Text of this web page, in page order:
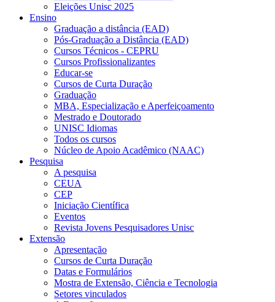
Eleições Unisc 2025
Ensino
Graduação a distância (EAD)
Pós-Graduação a Distância (EAD)
Cursos Técnicos - CEPRU
Cursos Profissionalizantes
Educar-se
Cursos de Curta Duração
Graduação
MBA, Especialização e Aperfeiçoamento
Mestrado e Doutorado
UNISC Idiomas
Todos os cursos
Núcleo de Apoio Acadêmico (NAAC)
Pesquisa
A pesquisa
CEUA
CEP
Iniciação Científica
Eventos
Revista Jovens Pesquisadores Unisc
Extensão
Apresentação
Cursos de Curta Duração
Datas e Formulários
Mostra de Extensão, Ciência e Tecnologia
Setores vinculados